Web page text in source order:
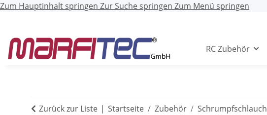
Zum Hauptinhalt springen Zur Suche springen Zum Menü springen
RC Zubehör
Zurück zur Liste Startseite Zubehör Schrumpfschlauch